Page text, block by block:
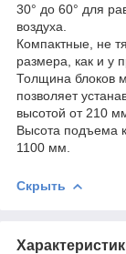
30° до 60° для
воздуха.
Компактные, не
размера, как и у
Толщина блоков
позволяет
высотой от 210
Высота подъема
1100 мм.
Скрыть